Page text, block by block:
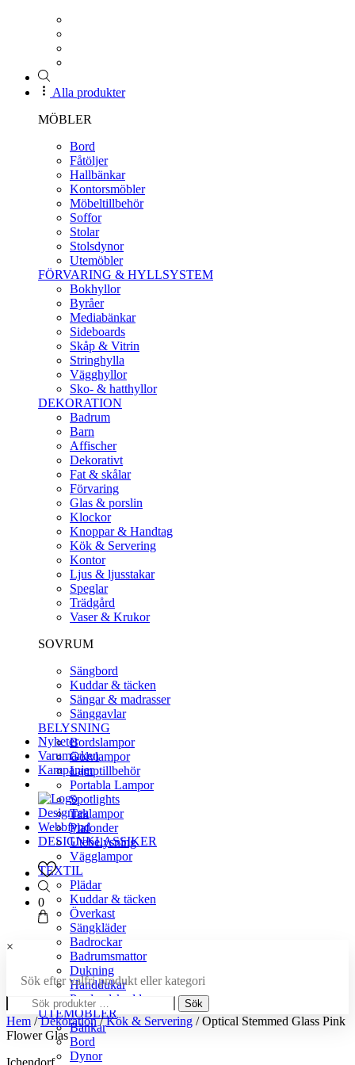
Alla produkter
MÖBLER
Bord
Fåtöljer
Hallbänkar
Kontorsmöbler
Möbeltillbehör
Soffor
Stolar
Stolsdynor
Utemöbler
FÖRVARING & HYLLSYSTEM
Bokhyllor
Byråer
Mediabänkar
Sideboards
Skåp & Vitrin
Stringhylla
Vägghyllor
Sko- & hatthyllor
DEKORATION
Badrum
Barn
Affischer
Dekorativt
Fat & skålar
Förvaring
Glas & porslin
Klockor
Knoppar & Handtag
Kök & Servering
Kontor
Ljus & ljusstakar
Speglar
Trädgård
Vaser & Krukor
SOVRUM
Sängbord
Kuddar & täcken
Sängar & madrasser
Sänggavlar
BELYSNING
Bordslampor
Golvlampor
Lamptillbehör
Portabla Lampor
Spotlights
Taklampor
Plafonder
Utebelysning
Vägglampor
TEXTIL
Plädar
Kuddar & täcken
Överkast
Sängkläder
Badrockar
Badrumsmattor
Dukning
Handdukar
Prydnadskuddar
UTEMÖBLER
Bänkar
Bord
Dynor
Nyheter
Varumärken
Kampanjer
Designrea
Webbfynd
DESIGNKLASSIKER
0
×
Sök efter valfri produkt eller kategori
Sök
efter:
Sök
Hem /Dekoration/Kök & Servering / Optical Stemmed Glass Pink
Flower Glas
Ichendorf